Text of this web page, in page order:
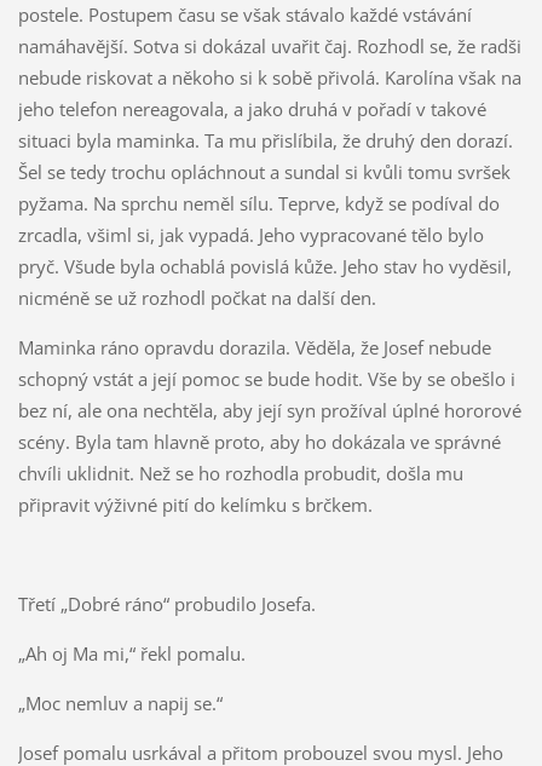
postele. Postupem času se však stávalo každé vstávání
namáhavější. Sotva si dokázal uvařit čaj. Rozhodl se, že radši
nebude riskovat a někoho si k sobě přivolá. Karolína však na
jeho telefon nereagovala, a jako druhá v pořadí v takové
situaci byla maminka. Ta mu přislíbila, že druhý den dorazí.
Šel se tedy trochu opláchnout a sundal si kvůli tomu svršek
pyžama. Na sprchu neměl sílu. Teprve, když se podíval do
zrcadla, všiml si, jak vypadá. Jeho vypracované tělo bylo
pryč. Všude byla ochablá povislá kůže. Jeho stav ho vyděsil,
nicméně se už rozhodl počkat na další den.
Maminka ráno opravdu dorazila. Věděla, že Josef nebude
schopný vstát a její pomoc se bude hodit. Vše by se obešlo i
bez ní, ale ona nechtěla, aby její syn prožíval úplné hororové
scény. Byla tam hlavně proto, aby ho dokázala ve správné
chvíli uklidnit. Než se ho rozhodla probudit, došla mu
připravit výživné pití do kelímku s brčkem.
Třetí „Dobré ráno“ probudilo Josefa.
„Ah oj Ma mi,“ řekl pomalu.
„Moc nemluv a napij se.“
Josef pomalu usrkával a přitom probouzel svou mysl. Jeho